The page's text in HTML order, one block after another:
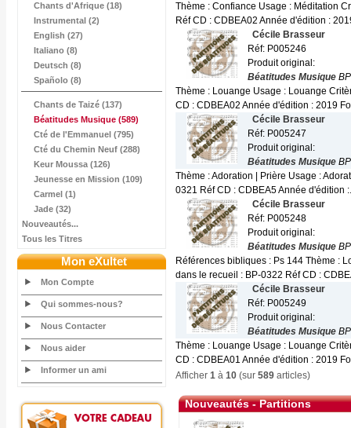
Chants d'Afrique (18)
Instrumental (2)
English (27)
Italiano (8)
Deutsch (8)
Spañolo (8)
Chants de Taizé (137)
Béatitudes Musique (589)
Cté de l'Emmanuel (795)
Cté du Chemin Neuf (288)
Keur Moussa (126)
Jeunesse en Mission (109)
Carmel (1)
Jade (32)
Nouveautés...
Tous les Titres
Mon eXultet
Mon Compte
Qui sommes-nous?
Nous Contacter
Nous aider
Informer un ami
Thème : Confiance Usage : Méditation
Réf CD : CDBEA02 Année d'édition :
Cécile Brasseur
Réf: P005246
Produit original:
Béatitudes Musique
Thème : Louange Usage : Louange
CD : CDBEA02 Année d'édition : 2019
Cécile Brasseur
Réf: P005247
Produit original:
Béatitudes Musique
Thème : Adoration | Prière Usage :
0321 Réf CD : CDBEA5 Année d'édition
Cécile Brasseur
Réf: P005248
Produit original:
Béatitudes Musique
Références bibliques : Ps 144 Thème :
dans le recueil : BP-0322 Réf CD :
Cécile Brasseur
Réf: P005249
Produit original:
Béatitudes Musique
Thème : Louange Usage : Louange
CD : CDBEA01 Année d'édition : 2019
Afficher 1 à 10 (sur 589 articles)
Nouveautés - Partitions